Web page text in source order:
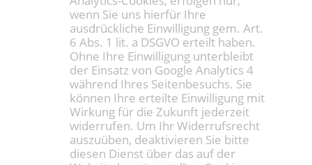
wenn Sie uns hierfür Ihre
ausdrückliche Einwilligung gem. Art.
6 Abs. 1 lit. a DSGVO erteilt haben.
Ohne Ihre Einwilligung unterbleibt
der Einsatz von Google Analytics 4
während Ihres Seitenbesuchs. Sie
können Ihre erteilte Einwilligung mit
Wirkung für die Zukunft jederzeit
widerrufen. Um Ihr Widerrufsrecht
auszuüben, deaktivieren Sie bitte
diesen Dienst über das auf der